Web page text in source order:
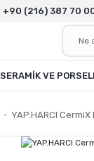
+90 (216) 387 70
SERAMİK VE
YAP.HARCI